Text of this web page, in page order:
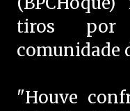
tiros por
comunidade
"Houve